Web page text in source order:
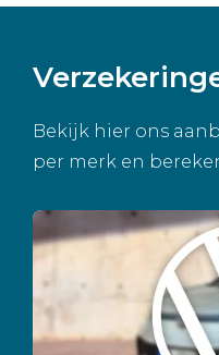
Bekijk hier ons
per merk en